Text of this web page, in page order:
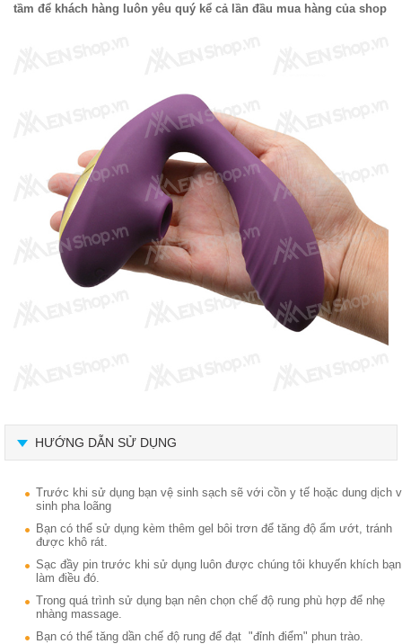
tầm để khách hàng luôn yêu quý kể cả lần đầu mua hàng của shop
HƯỚNG DẪN SỬ DỤNG
Trước khi sử dụng bạn vệ sinh sạch sẽ với cồn y tế hoặc dung dịch
sinh pha loãng
Bạn có thể sử dụng kèm thêm gel bôi trơn để tăng độ ẩm ướt, tránh
được khô rát.
Sạc đầy pin trước khi sử dụng luôn được chúng tôi khuyến khích bạn
làm điều đó.
Trong quá trình sử dụng bạn nên chọn chế độ rung phù hợp để nhẹ
nhàng massage.
Bạn có thể tăng dần chế độ rung để đạt "đỉnh điểm" phun trào.